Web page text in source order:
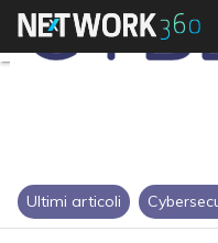
Ultimi articoli